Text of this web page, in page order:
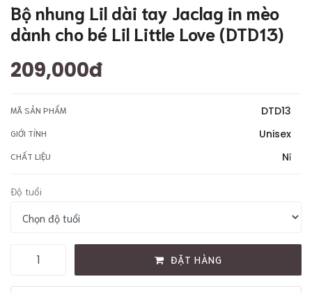
Bộ nhung Lil dài tay Jaclag in mèo
dành cho bé Lil Little Love (DTD13)
209,000đ
MÃ SẢN PHẨM DTD13
GIỚI TÍNH Unisex
CHẤT LIỆU Nỉ
Độ tuổi
ĐẶT HÀNG